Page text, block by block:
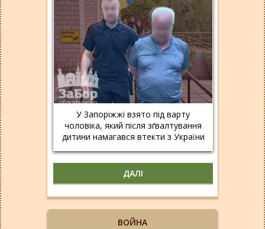
У Запоріжжі взято під варту
чоловіка, який після зґвалтування
дитини намагався втекти з України
ДАЛІ
ВОЙНА